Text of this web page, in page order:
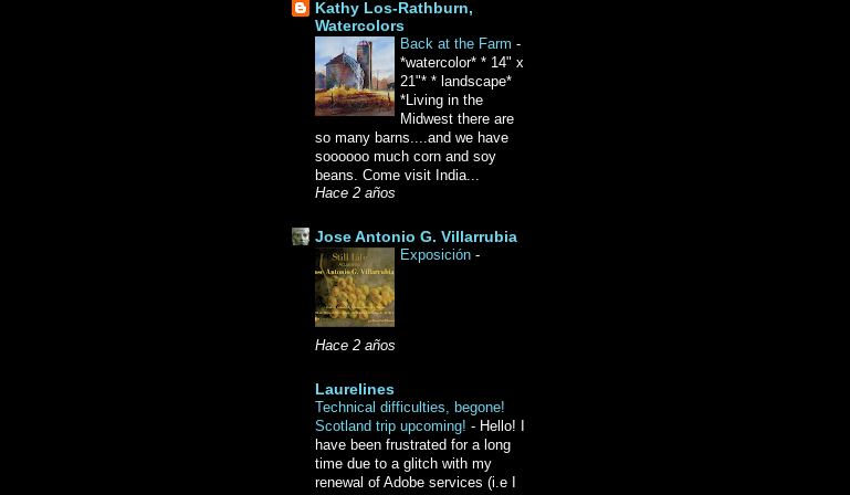
Kathy Los-Rathburn,
Watercolors
Back at the Farm -
*watercolor* * 14" x
21"* * landscape*
*Living in the
Midwest there are
so many barns....and we have
soooooo much corn and soy
beans. Come visit India...
Hace 2 años
Jose Antonio G. Villarrubia
Exposición -
Hace 2 años
Laurelines
Technical difficulties, begone!
Scotland trip upcoming! - Hello! I
have been frustrated for a long
time due to a glitch with my
renewal of Adobe services (i.e I